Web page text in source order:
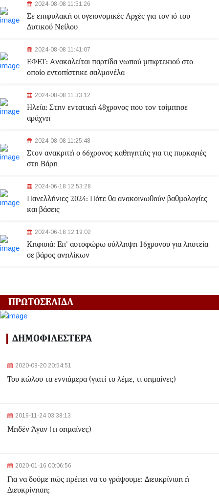
2024-08-08 11:51:26
Σε επιφυλακή οι υγειονομικές Αρχές για τον ιό του
Δυτικού Νείλου
2024-08-08 11:41:07
ΕΦΕΤ: Aνακαλείται παρτίδα νωπού μπιφτεκιού στο
οποίο εντοπίστηκε σαλμονέλα
2024-08-08 11:33:12
Ηλεία: Στην εντατική 48χρονος που τον τσίμπησε
αράχνη
2024-08-08 11:25:48
Στον ανακριτή ο 66χρονος καθηγητής για τις πυρκαγιές
στη Βάρη
2024-06-18 12:53:28
Πανελλήνιες 2024: Πότε θα ανακοινωθούν βαθμολογίες
και βάσεις
2024-06-18 12:19:02
Κηφισιά: Eπ' αυτοφώρω σύλληψη 16χρονου για ληστεία
σε βάρος ανηλίκων
Αλλαγές στα δρομολόγια του Μετρό και του Τραμ λόγω
2024-03-22 11:07:47
Ομόνοια: Ριφιφί σε κοσμηματοπωλείο - Άρπαξαν
2024-03-22 10:52:10
Σεισμός 4,7 Ρίχτερ ανοιχτά της Κέρκυρας
σκουπίδια
ΠΡΩΤΟΣΕΛΙΔΑ
ΔΗΜΟΦΙΛΕΣΤΕΡΑ
2020-08-20 20:54:51
Του κώλου τα εννιάμερα (γιατί το λέμε, τι σημαίνει;)
2019-11-24 03:38:13
Μηδέν Άγαν (τι σημαίνει;)
2020-01-16 00:06:56
Για να δούμε πώς πρέπει να το γράψουμε: Διευκρίνιση ή
Διευκρίνηση;